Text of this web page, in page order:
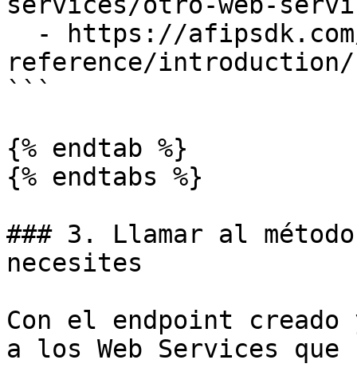
reference/introduction/
```
{% endtab %}
{% endtabs %}
### 3. Llamar al
necesites
Con el endpoint
a los Web Services